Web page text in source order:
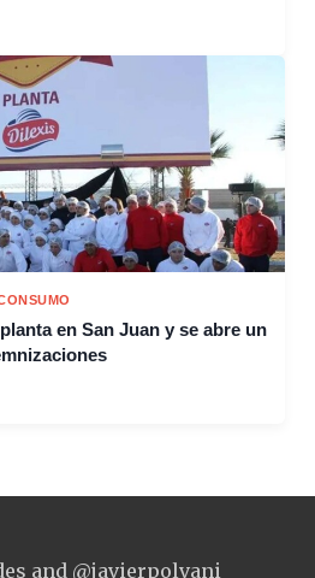
en San Juan y se abre un
and @javierpolvani